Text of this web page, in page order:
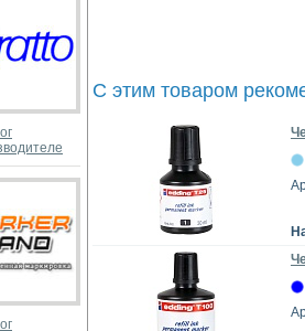
С этим товаром